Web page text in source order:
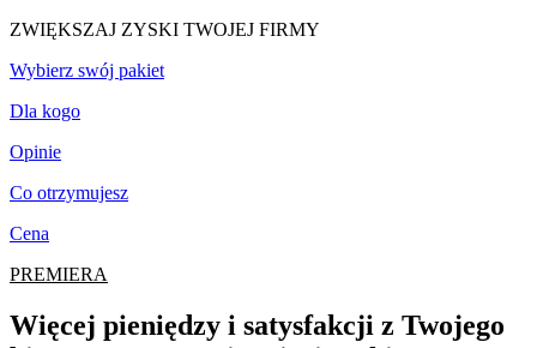
ZWIĘKSZAJ ZYSKI TWOJEJ FIRMY
Wybierz swój pakiet
Dla kogo
Opinie
Co otrzymujesz
Cena
PREMIERA
Więcej pieniędzy i satysfakcji z Twojego